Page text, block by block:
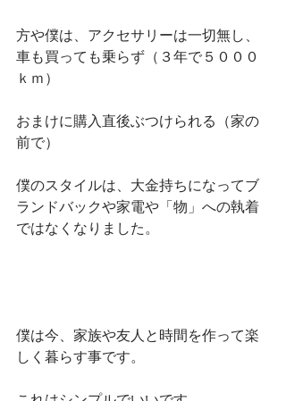
方や僕は、アクセサリーは一切無し、
車も買っても乗らず（３年で５０００
ｋｍ）
おまけに購入直後ぶつけられる（家の
前で）
僕のスタイルは、大金持ちになってブ
ランドバックや家電や「物」への執着
ではなくなりました。
僕は今、家族や友人と時間を作って楽
しく暮らす事です。